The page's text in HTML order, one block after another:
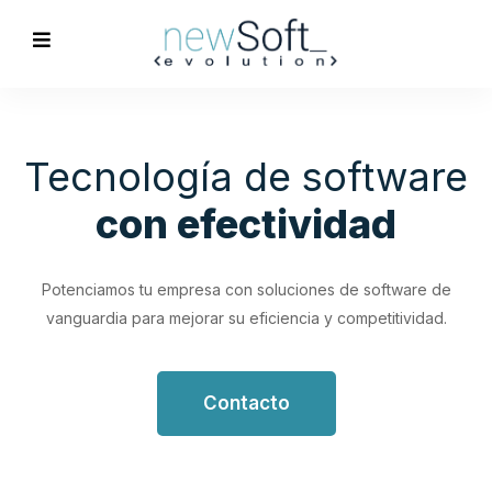
Optimización de
Procesos
Empresariales
trabajo.